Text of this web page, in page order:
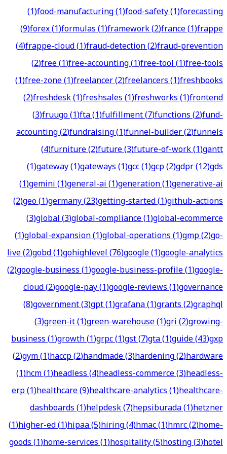
(1)food-manufacturing(1)food-safety(1)forecasting
(9)forex(1)formulas(1)framework(2)france(1)frappe
(4)frappe-cloud(1)fraud-detection(2)fraud-prevention
(2)free(1)free-accounting(1)free-tool(1)free-tools
(1)free-zone(1)freelancer(2)freelancers(1)freshbooks
(2)freshdesk(1)freshsales(1)freshworks(1)frontend
(3)fruugo(1)fta(1)fulfillment(7)functions(2)fund-
accounting(2)fundraising(1)funnel-builder(2)funnels
(4)furniture(2)future(3)future-of-work(1)gantt
(1)gateway(1)gateways(1)gcc(1)gcp(2)gdpr(12)gds
(1)gemini(1)general-ai(1)generation(1)generative-ai
(2)geo(1)germany(23)getting-started(1)github-actions
(3)global(3)global-compliance(1)global-ecommerce
(1)global-expansion(1)global-operations(1)gmp(2)go-
live(2)gobd(1)gohighlevel(76)google(1)google-analytics
(2)google-business(1)google-business-profile(1)google-
cloud(2)google-pay(1)google-reviews(1)governance
(8)government(3)gpt(1)grafana(1)grants(2)graphql
(3)green-it(1)green-warehouse(1)gri(2)growing-
business(1)growth(1)grpc(1)gst(7)gta(1)guide(43)gxp
(2)gym(1)haccp(2)handmade(3)hardening(2)hardware
(1)hcm(1)headless(4)headless-commerce(3)headless-
erp(1)healthcare(9)healthcare-analytics(1)healthcare-
dashboards(1)helpdesk(7)hepsiburada(1)hetzner
(1)higher-ed(1)hipaa(5)hiring(4)hmac(1)hmrc(2)home-
goods(1)home-services(1)hospitality(5)hosting(3)hotel